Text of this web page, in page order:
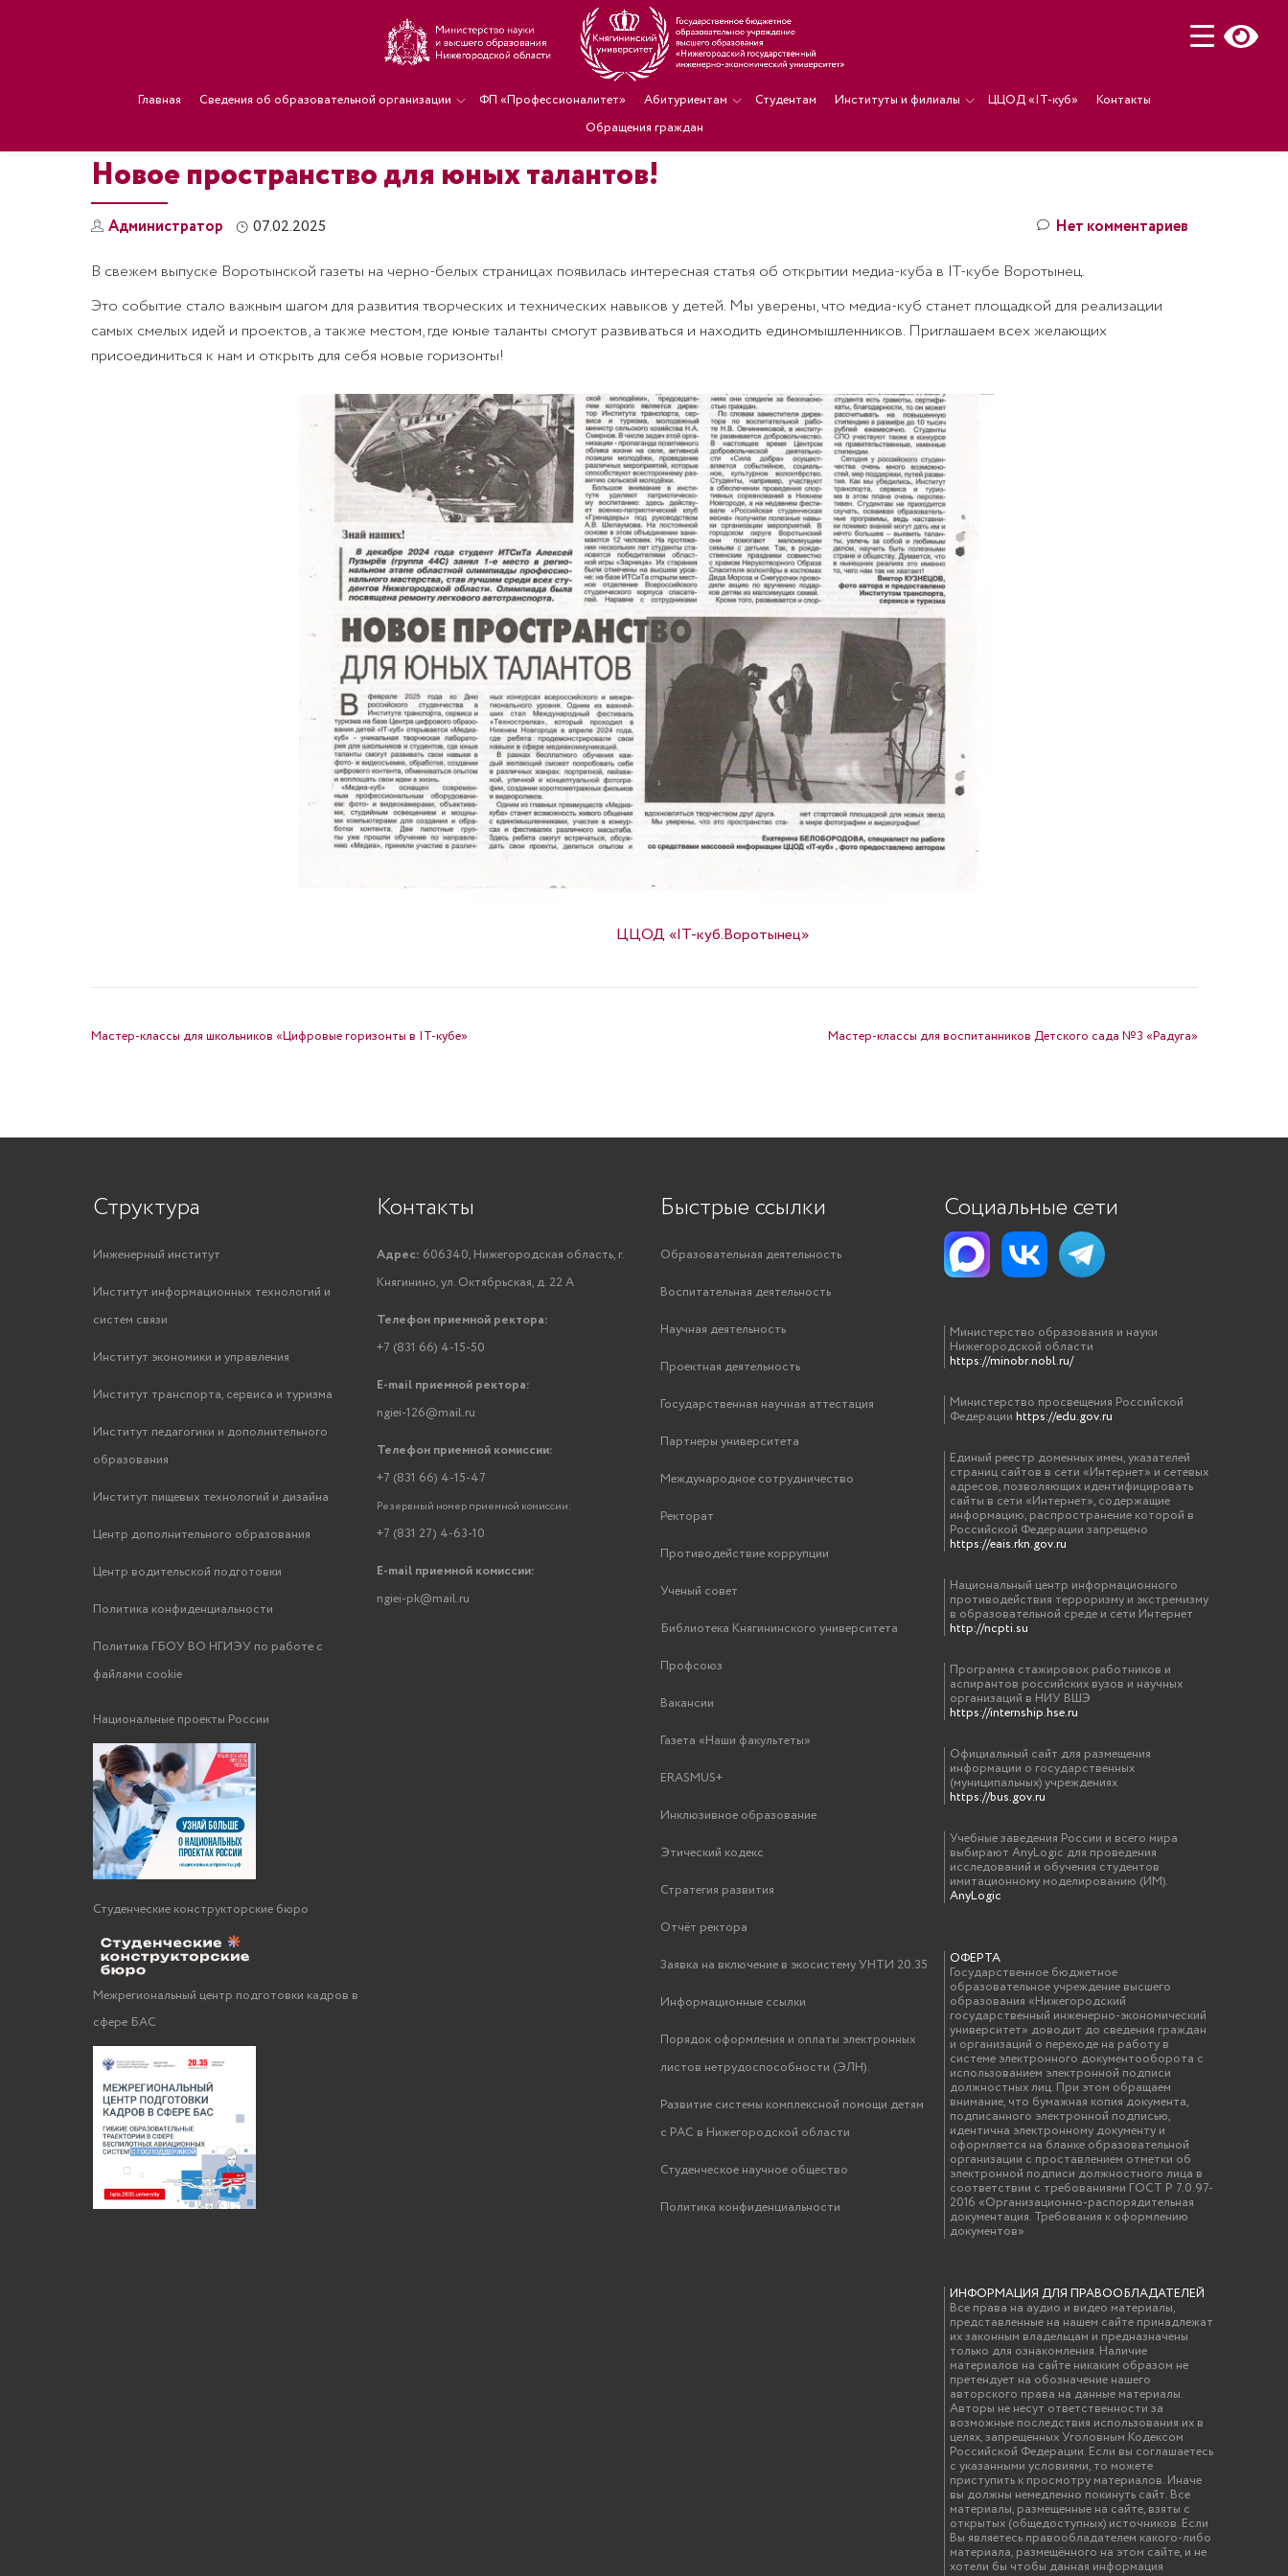
Главная Сведения об образовательной организации ФП «Профессионалитет» Абитуриентам Студентам Институты и филиалы ЦЦОД «IT-куб»
Контакты
Обращения граждан
Новое пространство для юных талантов!
Администратор 07.02.2025 Нет комментариев
В свежем выпуске Воротынской газеты на черно-белых страницах появилась интересная статья об открытии медиа-куба в IT-кубе Воротынец.
Это событие стало важным шагом для развития творческих и технических навыков у детей. Мы уверены, что медиа-куб станет площадкой для реализации
самых смелых идей и проектов, а также местом, где юные таланты смогут развиваться и находить единомышленников. Приглашаем всех желающих
присоединиться к нам и открыть для себя новые горизонты!
ЦЦОД «IT-куб.Воротынец»
Мастер-классы для школьников «Цифровые горизонты в IT-кубе» Мастер-классы для воспитанников Детского сада №3 «Радуга»
Структура
Инженерный институт
Институт информационных технологий и
систем связи
Институт экономики и управления
Институт транспорта, сервиса и туризма
Институт педагогики и дополнительного
образования
Институт пищевых технологий и дизайна
Центр дополнительного образования
Центр водительской подготовки
Политика конфиденциальности
Политика ГБОУ ВО НГИЭУ по работе с
файлами cookie
Национальные проекты России
Студенческие конструкторские бюро
Межрегиональный центр подготовки кадров в
сфере БАС
Контакты
Адрес: 606340, Нижегородская область, г.
Княгинино, ул. Октябрьская, д. 22 А
Телефон приемной ректора:
+7 (831 66) 4-15-50
E-mail приемной ректора:
ngiei-126@mail.ru
Телефон приемной комиссии:
+7 (831 66) 4-15-47
Резервный номер приемной комиссии:
+7 (831 27) 4-63-10
E-mail приемной комиссии:
ngiei-pk@mail.ru
Быстрые ссылки
Образовательная деятельность
Воспитательная деятельность
Научная деятельность
Проектная деятельность
Государственная научная аттестация
Партнеры университета
Международное сотрудничество
Ректорат
Противодействие коррупции
Ученый совет
Библиотека Княгининского университета
Профсоюз
Вакансии
Газета «Наши факультеты»
ERASMUS+
Инклюзивное образование
Этический кодекс
Стратегия развития
Отчёт ректора
Заявка на включение в экосистему УНТИ 20.35
Информационные ссылки
Порядок оформления и оплаты электронных
листов нетрудоспособности (ЭЛН).
Развитие системы комплексной помощи детям
с РАС в Нижегородской области
Студенческое научное общество
Политика конфиденциальности
Социальные сети
Министерство образования и науки
Нижегородской области
https://minobr.nobl.ru/
Министерство просвещения Российской
Федерации https://edu.gov.ru
Единый реестр доменных имен, указателей
страниц сайтов в сети «Интернет» и сетевых
адресов, позволяющих идентифицировать
сайты в сети «Интернет», содержащие
информацию, распространение которой в
Российской Федерации запрещено
https://eais.rkn.gov.ru
Национальный центр информационного
противодействия терроризму и экстремизму
в образовательной среде и сети Интернет
http://ncpti.su
Программа стажировок работников и
аспирантов российских вузов и научных
организаций в НИУ ВШЭ
https://internship.hse.ru
Официальный сайт для размещения
информации о государственных
(муниципальных) учреждениях
https://bus.gov.ru
Учебные заведения России и всего мира
выбирают AnyLogic для проведения
исследований и обучения студентов
имитационному моделированию (ИМ).
AnyLogic
ОФЕРТА
Государственное бюджетное
образовательное учреждение высшего
образования «Нижегородский
государственный инженерно-экономический
университет» доводит до сведения граждан
и организаций о переходе на работу в
системе электронного документооборота с
использованием электронной подписи
должностных лиц. При этом обращаем
внимание, что бумажная копия документа,
подписанного электронной подписью,
идентична электронному документу и
оформляется на бланке образовательной
организации с проставлением отметки об
электронной подписи должностного лица в
соответствии с требованиями ГОСТ Р 7.0.97-
2016 «Организационно-распорядительная
документация. Требования к оформлению
документов»
ИНФОРМАЦИЯ ДЛЯ ПРАВООБЛАДАТЕЛЕЙ
Все права на аудио и видео материалы,
представленные на нашем сайте принадлежат
их законным владельцам и предназначены
только для ознакомления. Наличие
материалов на сайте никаким образом не
претендует на обозначение нашего
авторского права на данные материалы.
Авторы не несут ответственности за
возможные последствия использования их в
целях, запрещенных Уголовным Кодексом
Российской Федерации. Если вы соглашаетесь
с указанными условиями, то можете
приступить к просмотру материалов. Иначе
вы должны немедленно покинуть сайт. Все
материалы, размещенные на сайте, взяты с
открытых (общедоступных) источников. Если
Вы являетесь правообладателем какого-либо
материала, размещённого на этом сайте, и не
хотели бы чтобы данная информация